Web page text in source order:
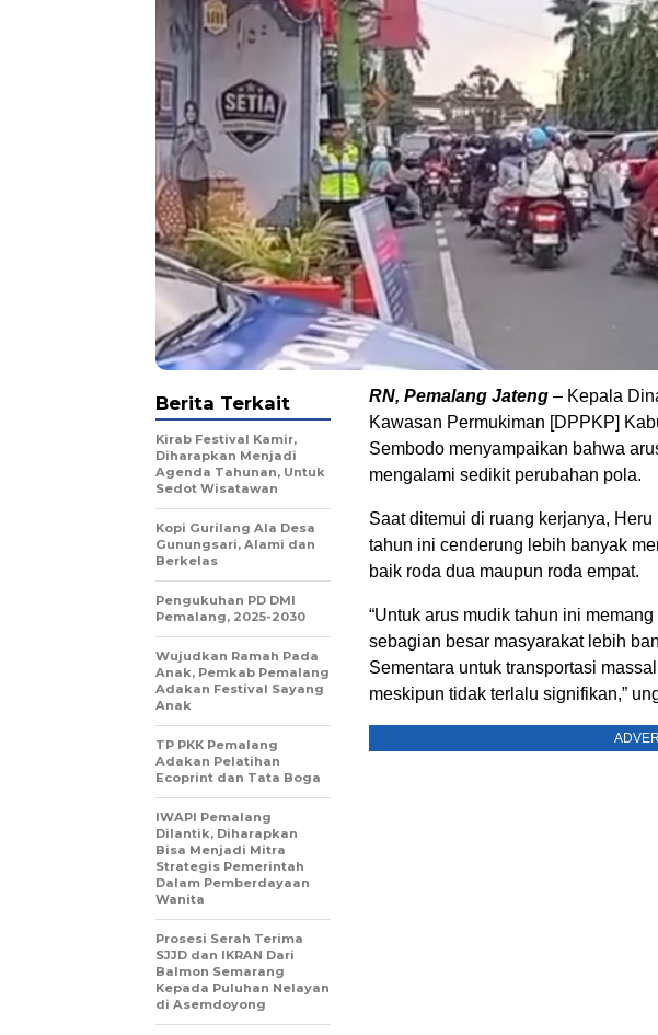
RN, Pemalang Jateng – Kepala
Kawasan Permukiman [DPPKP]
Sembodo menyampaikan bahwa
mengalami sedikit perubahan pola.
Saat ditemui di ruang kerjanya,
tahun ini cenderung lebih banyak
baik roda dua maupun roda empat.
“Untuk arus mudik tahun ini
sebagian besar masyarakat lebih
Sementara untuk transportasi
meskipun tidak terlalu signifikan,”
Berita Terkait
Kirab Festival Kamir,
Diharapkan Menjadi
Agenda Tahunan, Untuk
Sedot Wisatawan
Kopi Gurilang Ala Desa
Gunungsari, Alami dan
Berkelas
Pengukuhan PD DMI
Pemalang, 2025-2030
Wujudkan Ramah Pada
Anak, Pemkab Pemalang
Adakan Festival Sayang
Anak
TP PKK Pemalang
Adakan Pelatihan
Ecoprint dan Tata Boga
IWAPI Pemalang
Dilantik, Diharapkan
Bisa Menjadi Mitra
Strategis Pemerintah
Dalam Pemberdayaan
Wanita
Prosesi Serah Terima
SJJD dan IKRAN Dari
Balmon Semarang
Kepada Puluhan Nelayan
di Asemdoyong